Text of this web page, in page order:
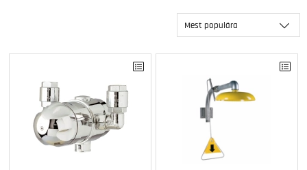
Mest populära